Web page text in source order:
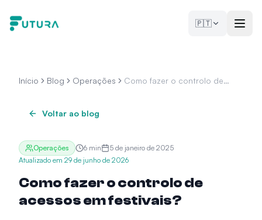
🇵🇹
Início Blog Operações
Como fazer o controlo de
Voltar ao blog
Operações 6 min
5 de janeiro de 2025
Atualizado em 29 de junho de 2026
Como fazer o controlo de
acessos em festivais?